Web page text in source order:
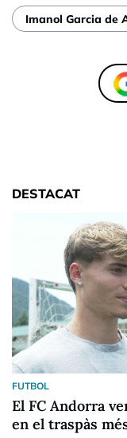
Imanol Garcia de
DESTACAT
FUTBOL
El FC Andorra
en el traspàs